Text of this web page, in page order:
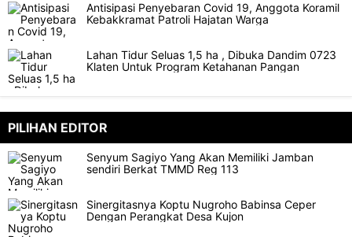
Antisipasi Penyebaran Covid 19, Anggota Koramil
Kebakkramat Patroli Hajatan Warga
Lahan Tidur Seluas 1,5 ha , Dibuka Dandim 0723
Klaten Untuk Program Ketahanan Pangan
PILIHAN EDITOR
Senyum Sagiyo Yang Akan Memiliki Jamban
sendiri Berkat TMMD Reg 113
Sinergitasnya Koptu Nugroho Babinsa Ceper
Dengan Perangkat Desa Kujon